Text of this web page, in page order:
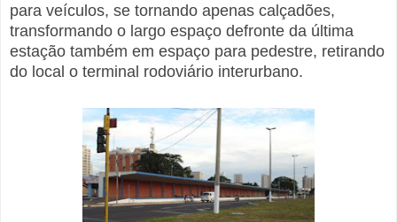
para veículos, se tornando apenas calçadões,
transformando o largo espaço defronte da última
estação também em espaço para pedestre, retirando
do local o terminal rodoviário interurbano.